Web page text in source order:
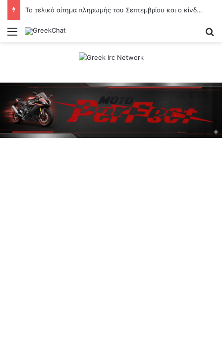
Το τελικό αίτημα πληρωμής του Σεπτεμβρίου και ο κίνδυνος περικοπών
Menu